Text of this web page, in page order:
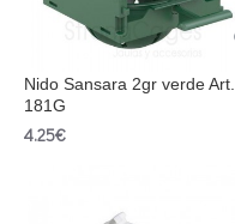
Nido Sansara 2gr verde Art.
181G
4.25€